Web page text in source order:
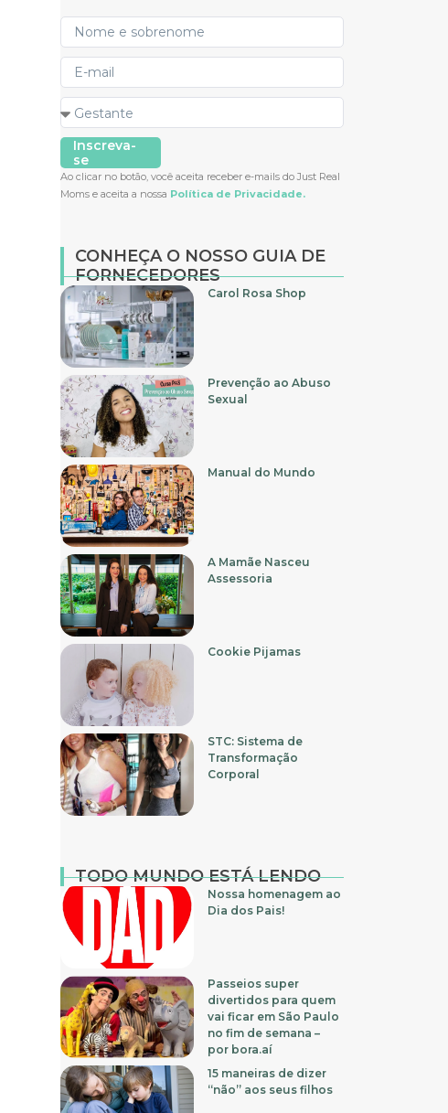
Inscreva-
se
Ao clicar no botão, você aceita receber e-mails do Just Real
Moms e aceita a nossa Política de Privacidade.
CONHEÇA O NOSSO GUIA DE
FORNECEDORES
Carol Rosa Shop
Prevenção ao Abuso
Sexual
Manual do Mundo
A Mamãe Nasceu
Assessoria
Cookie Pijamas
STC: Sistema de
Transformação
Corporal
TODO MUNDO ESTÁ LENDO
Nossa homenagem ao
Dia dos Pais!
Passeios super
divertidos para quem
vai ficar em São Paulo
no fim de semana –
por bora.aí
15 maneiras de dizer
“não” aos seus filhos